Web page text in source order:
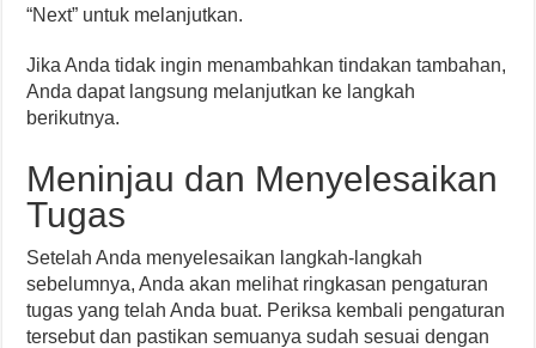
“Next” untuk melanjutkan.
Jika Anda tidak ingin menambahkan tindakan tambahan,
Anda dapat langsung melanjutkan ke langkah
berikutnya.
Meninjau dan Menyelesaikan
Tugas
Setelah Anda menyelesaikan langkah-langkah
sebelumnya, Anda akan melihat ringkasan pengaturan
tugas yang telah Anda buat. Periksa kembali pengaturan
tersebut dan pastikan semuanya sudah sesuai dengan